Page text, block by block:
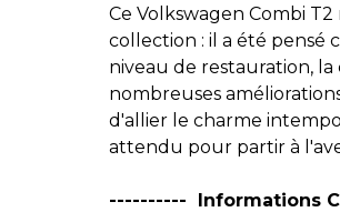
Ce Volkswagen Combi
collection : il a été pensé
niveau de restauration,
nombreuses
d'allier le charme
attendu pour partir à
---------- Informations